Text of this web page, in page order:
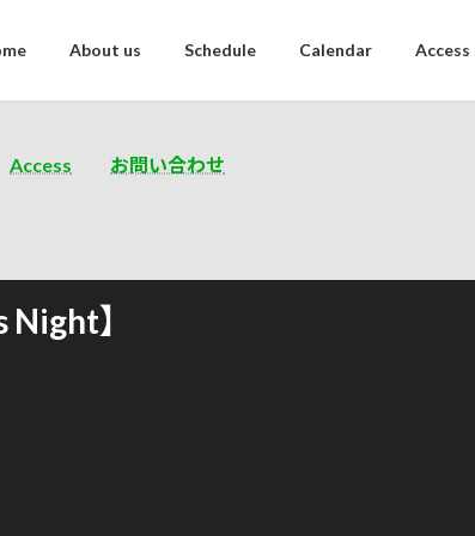
About us Schedule Calendar Access
Access お問い合わせ
】